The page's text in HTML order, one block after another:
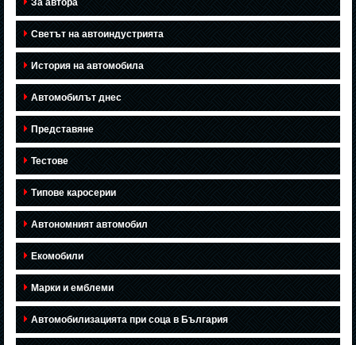
За автора
Светът на автоиндустрията
История на автомобила
Автомобилът днес
Представяне
Тестове
Типове каросерии
Автономният автомобил
Екомобили
Марки и емблеми
Автомобилизацията при соца в България